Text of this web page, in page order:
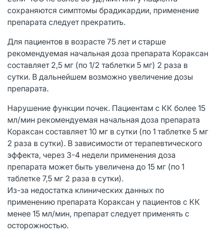
сохраняются симптомы брадикардии, применение
препарата следует прекратить.
Для пациентов в возрасте 75 лет и старше
рекомендуемая начальная доза препарата Кораксан
составляет 2,5 мг (по 1/2 таблетки 5 мг) 2 раза в
сутки. В дальнейшем возможно увеличение дозы
препарата.
Нарушение функции почек. Пациентам с КК более 15
мл/мин рекомендуемая начальная доза препарата
Кораксан составляет 10 мг в сутки (по 1 таблетке 5 мг
2 раза в сутки). В зависимости от терапевтического
эффекта, через 3-4 недели применения доза
препарата может быть увеличена до 15 мг (по 1
таблетке 7,5 мг 2 раза в сутки).
Из-за недостатка клинических данных по
применению препарата Кораксан у пациентов с КК
менее 15 мл/мин, препарат следует применять с
осторожностью.